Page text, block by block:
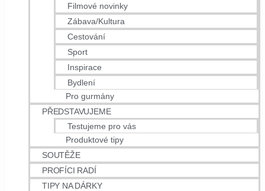
Filmové novinky
Zábava/Kultura
Cestování
Sport
Inspirace
Bydlení
Pro gurmány
PŘEDSTAVUJEME
Testujeme pro vás
Produktové tipy
SOUTĚŽE
PROFÍCI RADÍ
TIPY NA DÁRKY